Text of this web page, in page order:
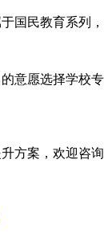
国民教育系
意愿选择学
方案，欢迎咨